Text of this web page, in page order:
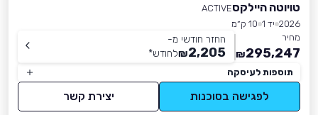
טויוטה היילקסACTIVE
2026 יד 1
10 ק״מ
מחיר
295,247
₪
החזר חודשי מ-
2,205
₪לחודש*
תוספות לעיסקה
לפגישה בסוכנות יצירת קשר